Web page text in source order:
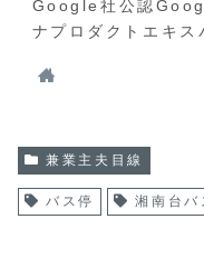
Google社公認
ナプロダクトエキス
兼業主夫目線
バス停 湘南台バ